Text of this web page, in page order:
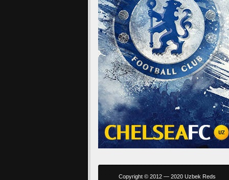
Copyright © 2012 — 2020 Uzbek Reds